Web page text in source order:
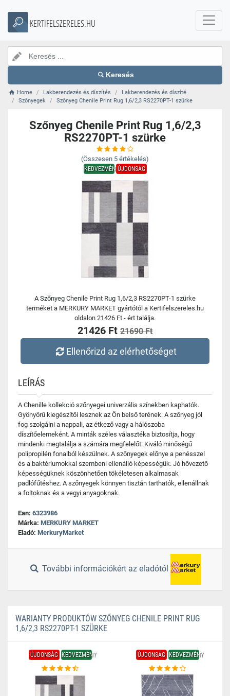
KERTIFELSZERELES.HU
Keresés
Home Lakberendezés és díszítés
Lakberendezés és díszíté
Szőnyegek
Szőnyeg Chenile Print Rug 1,6/2,3 RS2270PT-1 szürke
Szőnyeg Chenile Print Rug 1,6/2,3
RS2270PT-1 szürke
(Összesen 5 értékelés)
KEDVEZMÉNYÚJDONSÁG
A Szőnyeg Chenile Print Rug 1,6/2,3 RS2270PT-1 szürke
terméket a MERKURY MARKET gyártótól a Kertifelszereles.hu
oldalon 21426 Ft - ért találja.
21426 Ft 21690 Ft
Ellenőrizd az elérhetőséget
LEÍRÁS
A Chenille kollekció szőnyegei univerzális színekben kaphatók.
Gyönyörű kiegészítői lesznek az Ön belső terének. A szőnyeg jól
fog szolgálni a nappali, az étkező vagy a hálószoba
díszítőelemeként. A minták széles választéka biztosítja, hogy
mindenki megtalálja a számára megfelelőt. Kiváló minőségű
polipropilén fonalból készülnek. A szőnyegek előnye a penésszel
és a baktériumokkal szembeni ellenálló képességük. Jó hővezető
képességüknek köszönhetően tökéletesen alkalmasak
padlófűtéshez. A szőnyegek könnyen tisztán tarthatók, ellenállnak
a foltoknak és a vegyi anyagoknak.
Ean: 6323986
Márka: MERKURY MARKET
Eladó: MerkuryMarket
További információkért az eladótól
WARIANTY PRODUKTÓW SZŐNYEG CHENILE PRINT RUG
1,6/2,3 RS2270PT-1 SZÜRKE
ÚJDONSÁG KEDVEZMÉNY ÚJDONSÁG KEDVEZMÉNY